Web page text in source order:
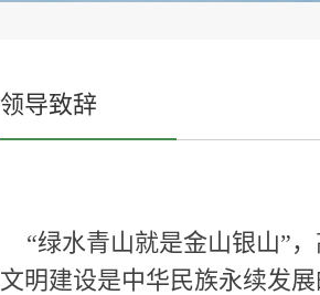
领导致辞
“绿水青山就是金山银山”
文明建设是中华民族永续发